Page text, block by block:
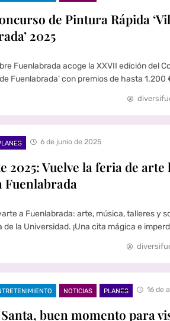
de Pintura Rápida
2025
Fuenlabrada acoge la XXVII edición del
de Fuenlabrada’ con premios de hasta 1.200
6 de junio de 2025
2025: Vuelve la feria de arte
Fuenlabrada
a Fuenlabrada: arte, música, talleres y
de la Universidad. ¡Una cita mágica e
NOTICIAS PLANES 16 de
buen momento para